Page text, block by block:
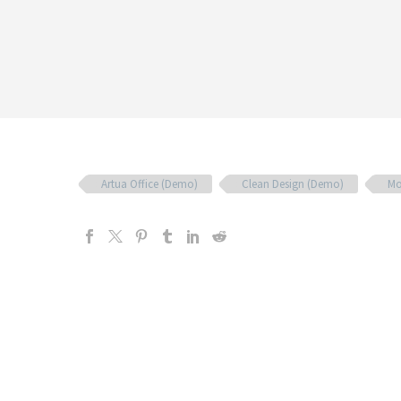
Artua Office (Demo) Clean Design (Demo)